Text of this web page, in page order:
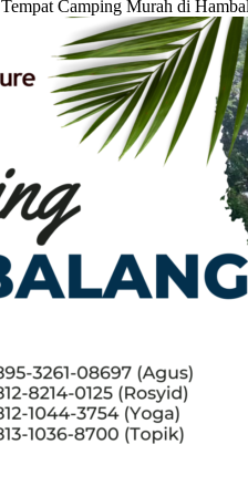
Tempat Camping Murah di